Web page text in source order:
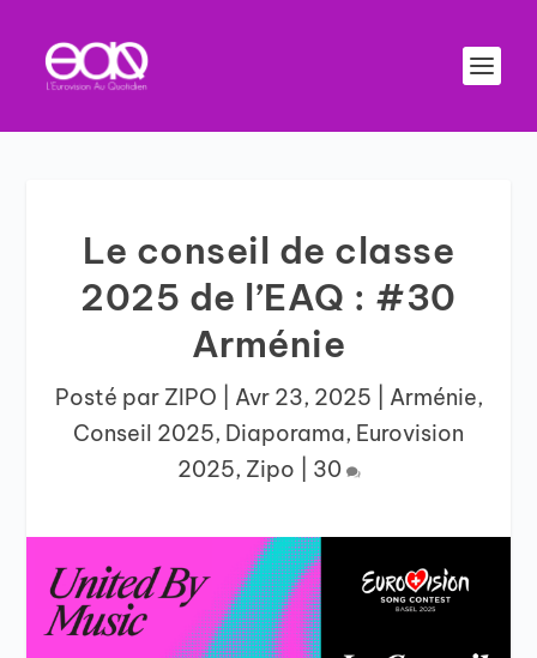
Le conseil de classe
2025 de l’EAQ : #30
Arménie
Posté par ZIPO Avr 23, 2025 Arménie,
Conseil 2025, Diaporama, Eurovision
2025, Zipo 30